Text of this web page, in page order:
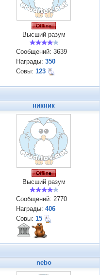
Высший разум
Сообщений: 3639
Награды: 350
Совы: 123
никник
Высший разум
Сообщений: 2770
Награды: 406
Совы: 15
nebo